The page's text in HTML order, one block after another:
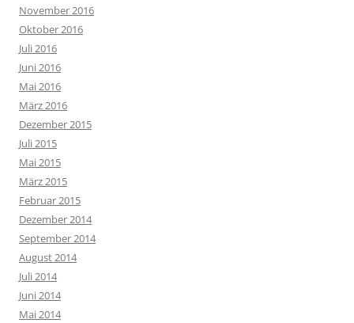
November 2016
Oktober 2016
Juli 2016
Juni 2016
Mai 2016
März 2016
Dezember 2015
Juli 2015
Mai 2015
März 2015
Februar 2015
Dezember 2014
September 2014
August 2014
Juli 2014
Juni 2014
Mai 2014